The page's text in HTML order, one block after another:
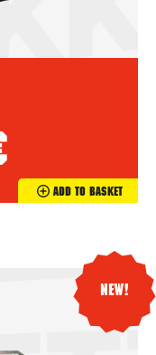
Add To Basket
New!